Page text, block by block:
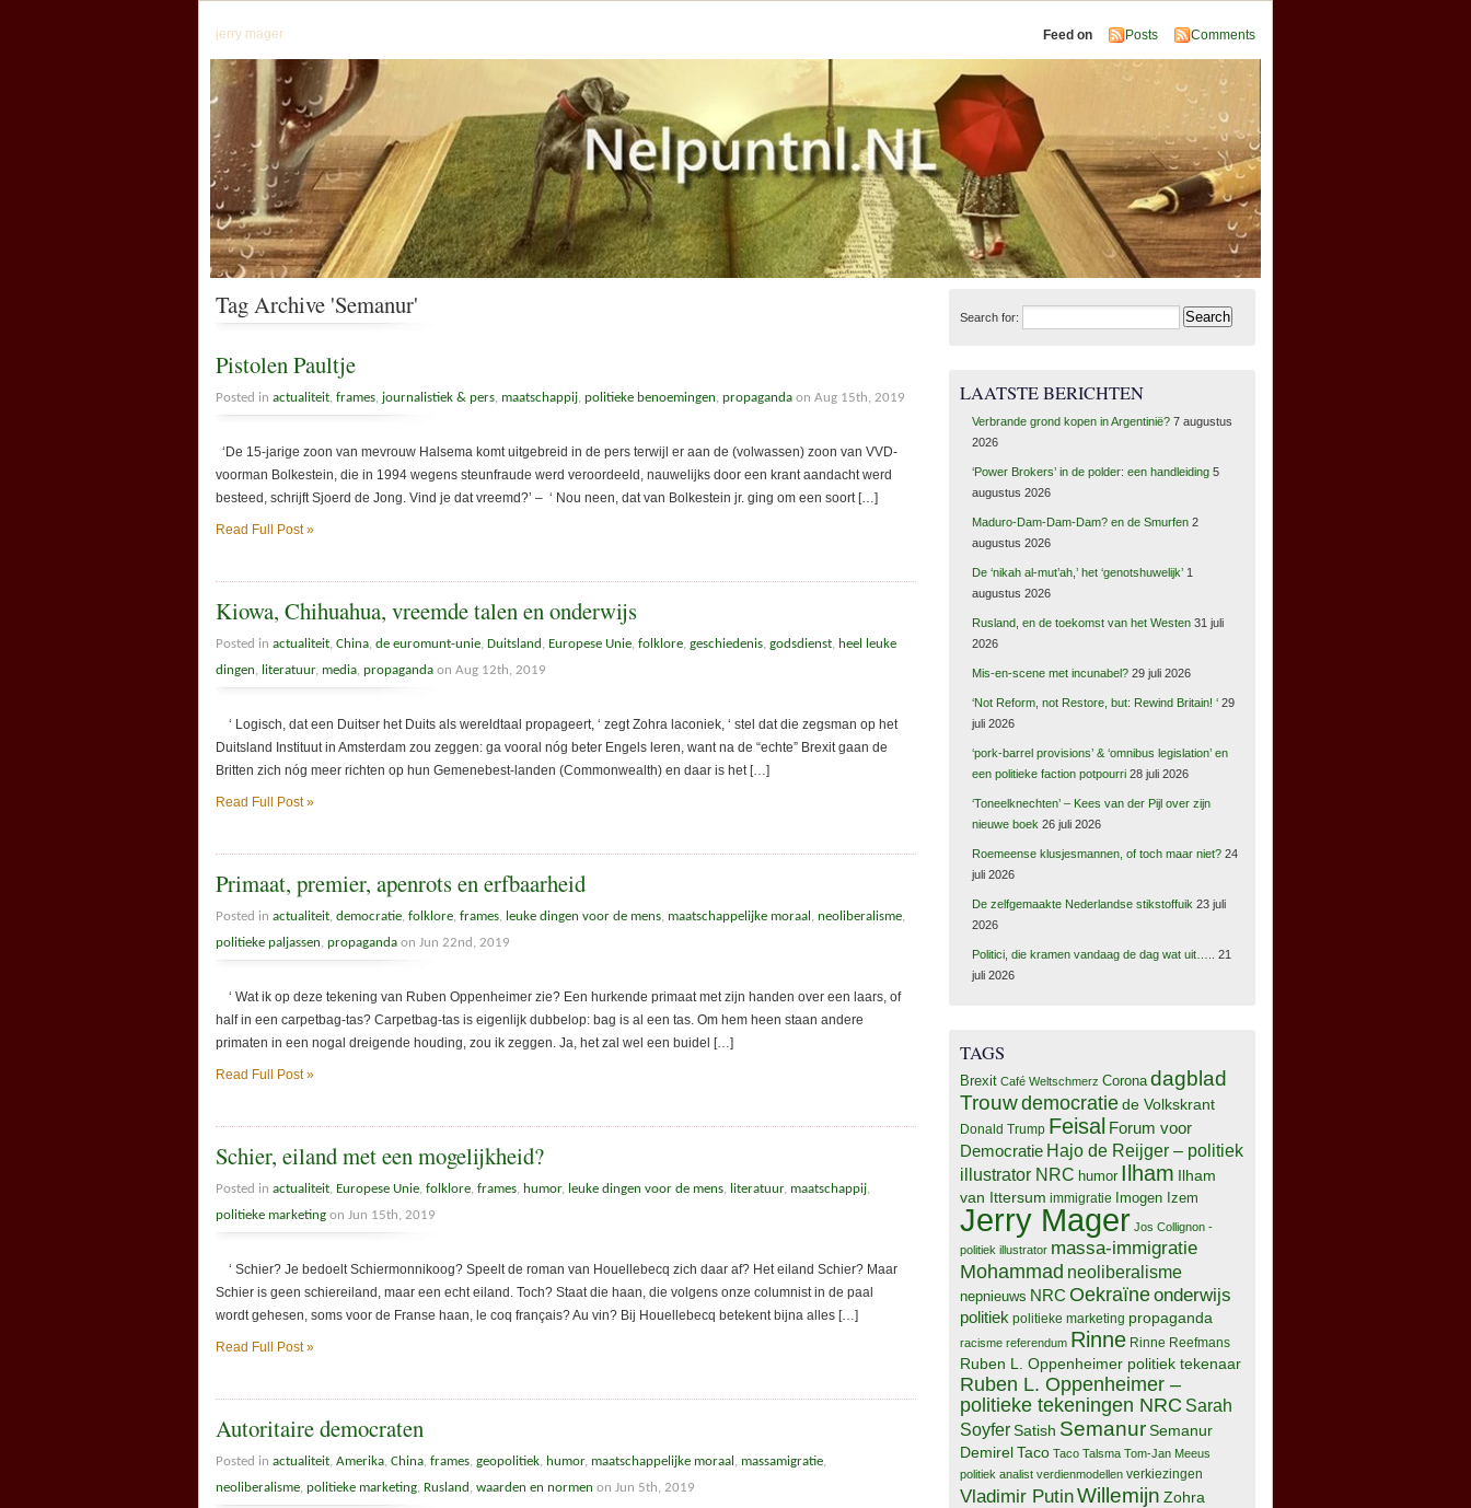
jerry mager Feed on Posts Comments
Tag Archive 'Semanur'
Pistolen Paultje
Posted in actualiteit frames journalistiek & pers maatschappij politieke benoemingen propaganda on Aug 15th, 2019
‘De 15-jarige zoon van mevrouw Halsema komt uitgebreid in de pers terwijl er aan de (volwassen) zoon van VVD-
voorman Bolkestein, die in 1994 wegens steunfraude werd veroordeeld, nauwelijks door een krant aandacht werd
besteed, schrijft Sjoerd de Jong. Vind je dat vreemd?’ – ‘ Nou neen, dat van Bolkestein jr. ging om een soort […]
Read Full Post »
Kiowa, Chihuahua, vreemde talen en onderwijs
Posted in actualiteit China de euromunt-unie Duitsland Europese Unie folklore geschiedenis godsdienst
heel leuke
dingen
literatuur, media propaganda on Aug 12th, 2019
‘ Logisch, dat een Duitser het Duits als wereldtaal propageert, ‘ zegt Zohra laconiek, ‘ stel dat die zegsman op het
Duitsland Instituut in Amsterdam zou zeggen: ga vooral nóg beter Engels leren, want na de “echte” Brexit gaan de
Britten zich nóg meer richten op hun Gemenebest-landen (Commonwealth) en daar is het […]
Read Full Post »
Primaat, premier, apenrots en erfbaarheid
Posted in actualiteit democratie folklore frames leuke dingen voor de mens maatschappelijke moraal neoliberalisme
politieke paljassen propaganda on Jun 22nd, 2019
‘ Wat ik op deze tekening van Ruben Oppenheimer zie? Een hurkende primaat met zijn handen over een laars, of
half in een carpetbag-tas? Carpetbag-tas is eigenlijk dubbelop: bag is al een tas. Om hem heen staan andere
primaten in een nogal dreigende houding, zou ik zeggen. Ja, het zal wel een buidel […]
Read Full Post »
Schier, eiland met een mogelijkheid?
Posted in actualiteit Europese Unie folklore frames humor, leuke dingen voor de mens literatuur, maatschappij
politieke marketing on Jun 15th, 2019
‘ Schier? Je bedoelt Schiermonnikoog? Speelt de roman van Houellebecq zich daar af? Het eiland Schier? Maar
Schier is geen schiereiland, maar een echt eiland. Toch? Staat die haan, die volgens onze columnist in de paal
wordt gehesen, soms voor de Franse haan, le coq français? Au vin? Bij Houellebecq betekent bijna alles […]
Read Full Post »
Autoritaire democraten
Posted in actualiteit Amerika China frames geopolitiek humor, maatschappelijke moraal massamigratie
neoliberalisme politieke marketing Rusland waarden en normen on Jun 5th, 2019
Search for:
LAATSTE BERICHTEN
Verbrande grond kopen in Argentinië? 7 augustus
2026
‘Power Brokers’ in de polder: een handleiding 5
augustus 2026
Maduro-Dam-Dam-Dam? en de Smurfen 2
augustus 2026
De ‘nikah al-mut’ah,’ het ‘genotshuwelijk’ 1
augustus 2026
Rusland, en de toekomst van het Westen 31 juli
2026
Mis-en-scene met incunabel? 29 juli 2026
‘Not Reform, not Restore, but: Rewind Britain! ‘ 29
juli 2026
‘pork-barrel provisions’ & ‘omnibus legislation’ en
een politieke faction potpourri 28 juli 2026
‘Toneelknechten’ – Kees van der Pijl over zijn
nieuwe boek 26 juli 2026
Roemeense klusjesmannen, of toch maar niet? 24
juli 2026
De zelfgemaakte Nederlandse stikstoffuik 23 juli
2026
Politici, die kramen vandaag de dag wat uit…..
21
juli 2026
TAGS
Brexit Café Weltschmerz Corona dagblad
Trouwdemocratiede Volkskrant
Donald Trump Feisal Forum voor
Democratie Hajo de Reijger – politiek
illustrator NRC humor Ilham Ilham
van Ittersum immigratie Imogen Izem
Jerry Mager Jos Collignon -
politiek illustrator massa-immigratie
Mohammad neoliberalisme
nepnieuws NRC Oekraïneonderwijs
politiek politieke marketing propaganda
racisme referendum Rinne Rinne Reefmans
Ruben L. Oppenheimer politiek tekenaar
Ruben L. Oppenheimer –
politieke tekeningen NRC Sarah
Soyfer Satish SemanurSemanur
DemirelTaco Taco Talsma Tom-Jan Meeus
politiek analist verdienmodellen verkiezingen
Vladimir PutinWillemijn Zohra